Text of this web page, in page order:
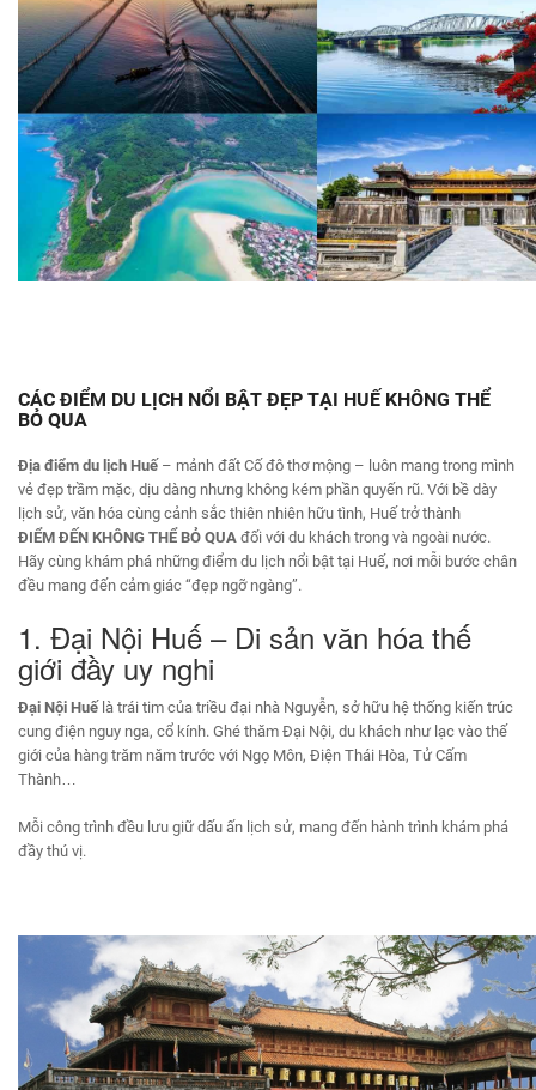
CÁC ĐIỂM DU LỊCH NỔI BẬT ĐẸP TẠI HUẾ KHÔNG THỂ
BỎ QUA
Địa điểm du lịch Huế– mảnh đất Cố đô thơ mộng – luôn mang trong mình
vẻ đẹp trầm mặc, dịu dàng nhưng không kém phần quyến rũ. Với bề dày
lịch sử, văn hóa cùng cảnh sắc thiên nhiên hữu tình, Huế trở thành
ĐIỂM ĐẾN KHÔNG THỂ BỎ QUA đối với du khách trong và ngoài nước.
Hãy cùng khám phá những điểm du lịch nổi bật tại Huế, nơi mỗi bước chân
đều mang đến cảm giác “đẹp ngỡ ngàng”.
1. Đại Nội Huế – Di sản văn hóa thế
giới đầy uy nghi
Đại Nội Huếlà trái tim của triều đại nhà Nguyễn, sở hữu hệ thống kiến trúc
cung điện nguy nga, cổ kính. Ghé thăm Đại Nội, du khách như lạc vào thế
giới của hàng trăm năm trước với Ngọ Môn, Điện Thái Hòa, Tử Cấm
Thành…
Mỗi công trình đều lưu giữ dấu ấn lịch sử, mang đến hành trình khám phá
đầy thú vị.